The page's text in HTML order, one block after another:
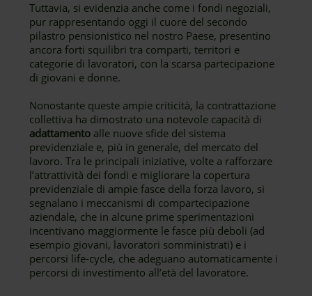
Tuttavia, si evidenzia anche come i fondi negoziali,
pur rappresentando oggi il cuore del secondo
pilastro pensionistico nel nostro Paese, presentino
ancora forti squilibri tra comparti, territori e
categorie di lavoratori, con la scarsa partecipazione
di giovani e donne.
Nonostante queste ampie criticità, la contrattazione
collettiva ha dimostrato una notevole capacità di
adattamento alle nuove sfide del sistema
previdenziale e, più in generale, del mercato del
lavoro. Tra le principali iniziative, volte a rafforzare
l’attrattività dei fondi e migliorare la copertura
previdenziale di ampie fasce della forza lavoro, si
segnalano i meccanismi di compartecipazione
aziendale, che in alcune prime sperimentazioni
incentivano maggiormente le fasce più deboli (ad
esempio giovani, lavoratori somministrati) e i
percorsi life-cycle, che adeguano automaticamente i
percorsi di investimento all’età del lavoratore.